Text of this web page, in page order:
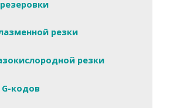
резки
резки
кодов